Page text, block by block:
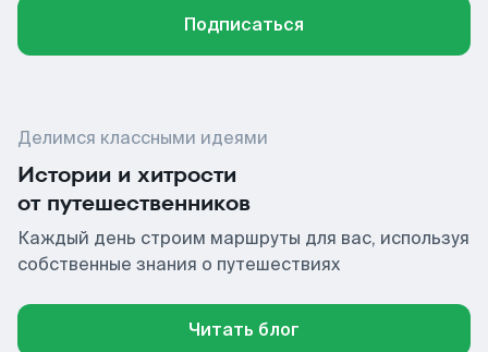
Подписаться
Делимся классными идеями
Истории и хитрости
от путешественников
Каждый день строим маршруты для вас, используя
собственные знания о путешествиях
Читать блог